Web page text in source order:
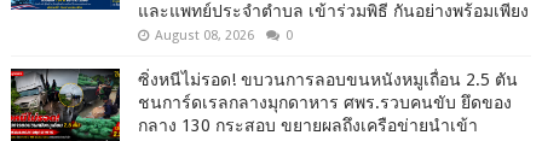
และแพทย์ประจำตำบล เข้าร่วมพิธี กันอย่างพร้อมเพียง
August 08, 2026 0
ซิ่งหนีไม่รอด! ขบวนการลอบขนหนังหมูเถื่อน 2.5 ตัน
ชนการ์ดเรลกลางมุกดาหาร ศพร.รวบคนขับ ยึดของ
กลาง 130 กระสอบ ขยายผลถึงเครือข่ายนำเข้า